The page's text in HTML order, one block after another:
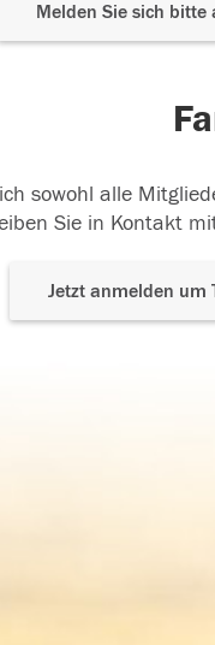
Melden Sie sich bitte
sowohl alle
Sie in Kontakt
Jetzt anmelden um